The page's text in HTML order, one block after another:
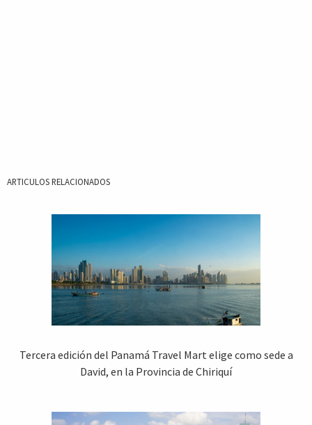
ARTICULOS RELACIONADOS
Tercera edición del Panamá Travel Mart elige como sede a
David, en la Provincia de Chiriquí